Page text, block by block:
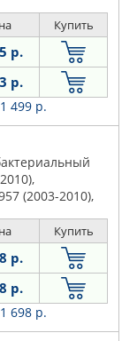
4LB0FA/4LB0GA
Range Rover III
Rover Sport
Cayenne
Купить
р.
р.
499 р.
(2003-2010),
TURBO 955
S 955
2H1,
Купить
р.
р.
698 р.